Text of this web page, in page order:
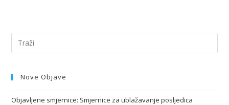
Nove Objave
Objavljene smjernice: Smjernice za ublažavanje posljedica